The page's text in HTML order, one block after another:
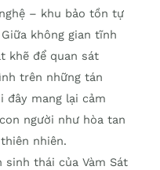
– khu bảo tồn tự
không gian tĩnh
khẽ để quan sát
trên những tán
đây mang lại cảm
người như hòa tan
nhiên.
thái của Vàm Sát